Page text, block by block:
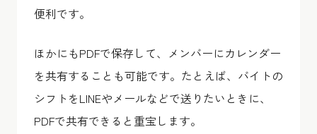
便利です。
ほかにもPDFで保存して、メンバーにカレンダー
を共有することも可能です。たとえば、バイトの
シフトをLINEやメールなどで送りたいときに、
PDFで共有できると重宝します。